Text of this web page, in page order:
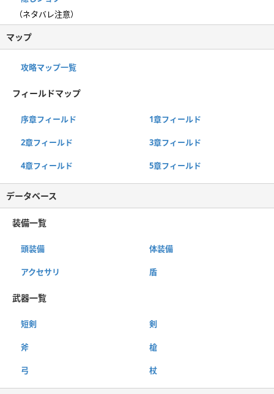
（ネタバレ注意）
マップ
攻略マップ一覧
フィールドマップ
序章フィールド 1章フィールド
2章フィールド 3章フィールド
4章フィールド 5章フィールド
データベース
装備一覧
頭装備 体装備
アクセサリ 盾
武器一覧
短剣 剣
斧 槍
弓 杖